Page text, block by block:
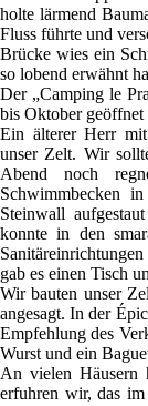
holte lärmend
Fluss führte und
Brücke wies ein
so lobend erwähnt
Der „Camping le
bis Oktober
Ein älterer Herr
unser Zelt. Wir
Abend noch
Schwimmbecken
Steinwall
konnte in den
gab es einen Tisch
Wir bauten unser
angesagt. In der
Empfehlung des
Wurst und ein
An vielen Häusern
erfuhren wir, das